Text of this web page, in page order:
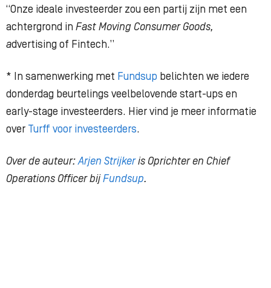
“Onze ideale investeerder zou een partij zijn met een
achtergrond in Fast Moving Consumer Goods,
advertising of Fintech.”
* In samenwerking met Fundsup belichten we iedere
donderdag beurtelings veelbelovende start-ups en
early-stage investeerders. Hier vind je meer informatie
over Turff voor investeerders.
Over de auteur:Arjen Strijkeris Oprichter en Chief
Operations Officer bij Fundsup.